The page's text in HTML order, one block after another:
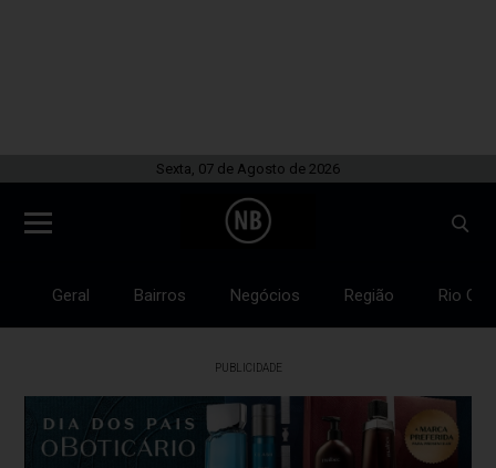
Sexta, 07 de Agosto de 2026
Geral Bairros Negócios Região Rio
PUBLICIDADE